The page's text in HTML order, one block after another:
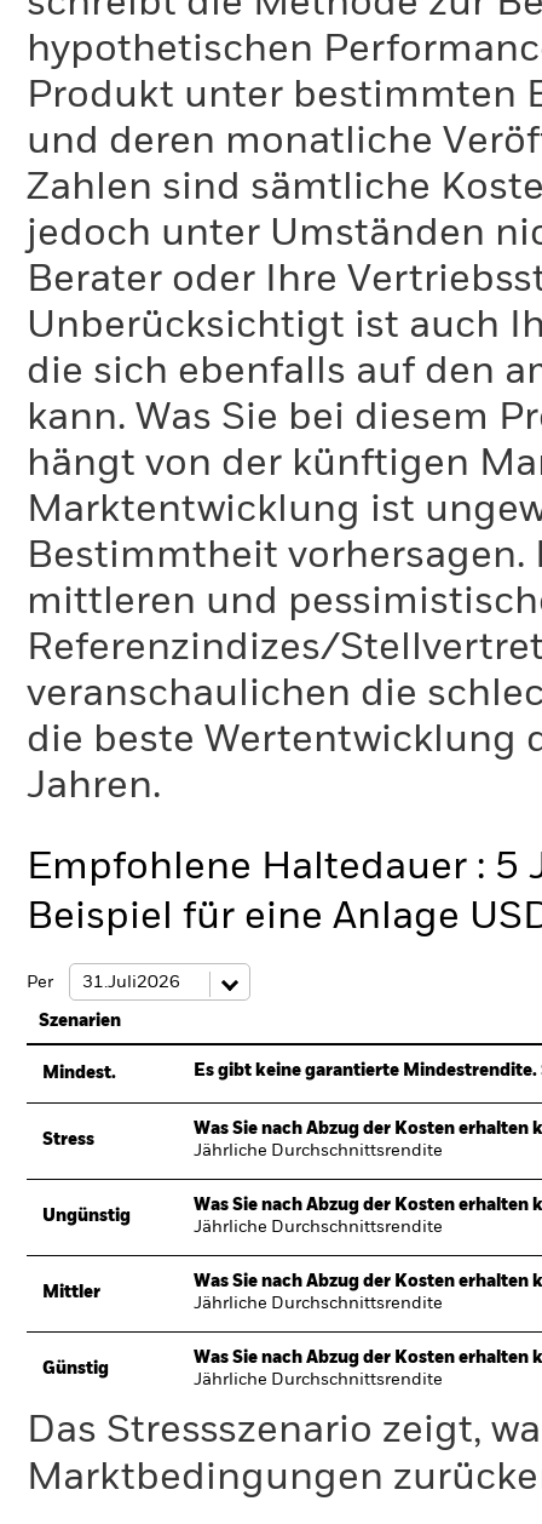
hypothetischen
Produkt unter bestimmten
und deren monatliche
Zahlen sind sämtliche
jedoch unter Umständen
Berater oder Ihre
Unberücksichtigt ist auch
die sich ebenfalls auf den
kann. Was Sie bei diesem
hängt von der künftigen
Marktentwicklung ist
Bestimmtheit
mittleren und
Referenzindizes/
veranschaulichen die
die beste Wertentwicklung
Jahren.
Empfohlene Haltedauer : 5
Beispiel für eine Anlage
Per
Szenarien
Mindest. Es gibt keine garantierte
Stress
Was Sie nach Abzug der Kosten erhalten
Jährliche Durchschnittsrendite
Ungünstig
Was Sie nach Abzug der Kosten erhalten
Jährliche Durchschnittsrendite
Mittler
Was Sie nach Abzug der Kosten erhalten
Jährliche Durchschnittsrendite
Günstig
Was Sie nach Abzug der Kosten erhalten
Jährliche Durchschnittsrendite
Das Stressszenario zeigt,
Marktbedingungen